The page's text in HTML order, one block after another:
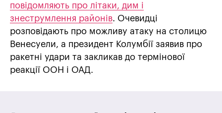
повідомляють про літаки, дим і
знеструмлення районів. Очевидці
розповідають про можливу атаку на столицю
Венесуели, а президент Колумбії заявив про
ракетні удари та закликав до термінової
реакції ООН і ОАД.